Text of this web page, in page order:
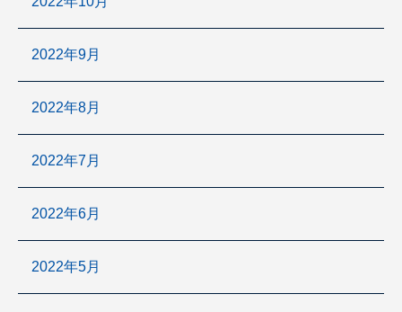
2022年9月
2022年8月
2022年7月
2022年6月
2022年5月